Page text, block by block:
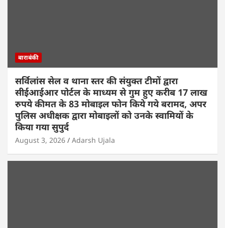
बाराबंकी
सर्विलांस सेल व थाना स्तर की संयुक्त टीमों द्वारा
सीईआईआर पोर्टल के माध्यम से गुम हुए करीब 17 लाख
रुपये कीमत के 83 मोबाइल फोन किये गये बरामद, अपर
पुलिस अधीक्षक द्वारा मोबाइलों को उनके स्वामियों के
किया गया सुपुर्द
August 3, 2026 Adarsh Ujala